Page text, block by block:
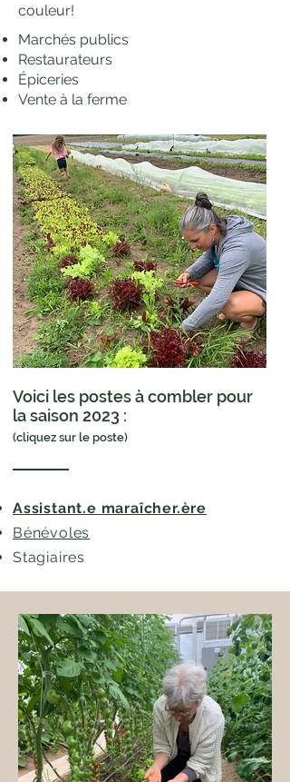
couleur!
Marchés publics
Restaurateurs
Épiceries
Vente à la ferme
Voici les postes à combler pour
la saison 2023 :
(cliquez sur le poste)
Assistant.e maraîcher.ère
Bénévoles
Stagiaires